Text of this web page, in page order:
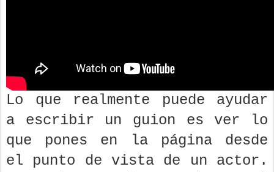
Lo que realmente puede ayudar
a escribir un guion es ver lo
que pones en la página desde
el punto de vista de un actor.